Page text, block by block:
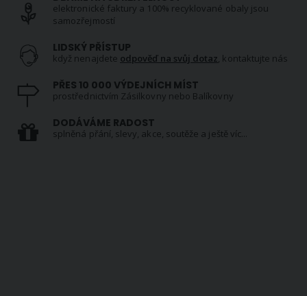
elektronické faktury a 100% recyklované obaly jsou
samozřejmostí
LIDSKÝ PŘÍSTUP
když nenajdete odpověď na svůj dotaz, kontaktujte nás
PŘES 10 000 VÝDEJNÍCH MÍST
prostřednictvím Zásilkovny nebo Balíkovny
DODÁVÁME RADOST
splněná přání, slevy, akce, soutěže a ještě víc...